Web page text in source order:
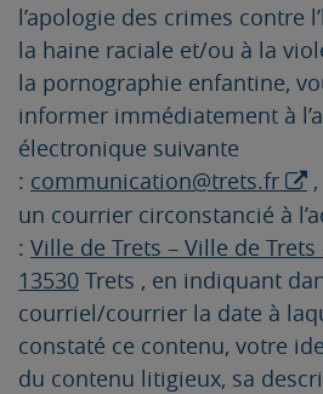
l’apologie des crimes contre
la haine raciale et/ou à la
la pornographie enfantine,
informer immédiatement à
électronique suivante
: communication@trets.fr
un courrier circonstancié à
: Ville de Trets – Ville de
13530 Trets , en indiquant
courriel/courrier la date à
constaté ce contenu, votre
du contenu litigieux, sa